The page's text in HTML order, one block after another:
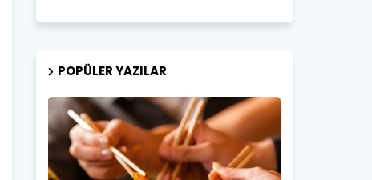
POPÜLER YAZILAR